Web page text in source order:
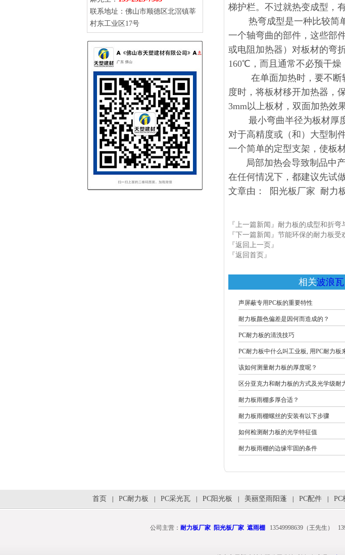
联系地址：佛山市顺德区北滘镇莘
村东工业区17号
梯护栏。不过就热变成型，
热弯成型是一种比较简
一个轴弯曲的部件，这些部
或电阻加热器）对板材的弯
160℃，而且通常不必预干燥
在单面加热时，要不
度时，将板材移开加热器，
3mm以上板材，双面加热效
最小弯曲半径为板材厚
对于高精度或（和）大型制
一个简单的定型支架，使板
局部加热会导致制品中
在任何情况下，都建议先试
文章由： 阳光板厂家 耐力
『上一篇新闻』 耐力板的成型和折弯
『下一篇新闻』 节能环保的耐力板受
『返回上一页』
『返回首页』
相关波浪瓦
声屏蔽专用PC板的重要特性
耐力板颜色偏差是因何而造成的？
PC耐力板的清洗技巧
PC耐力板中什么叫工业板, 用PC耐力板
该如何测量耐力板的厚度呢？
区分亚克力和耐力板的方式及光学级耐
耐力板雨棚多厚合适？
耐力板雨棚螺丝的安装有以下步骤
如何检测耐力板的光学特征值
耐力板雨棚的边缘牢固的条件
首页 PC耐力板 PC采光瓦 PC阳光板 美丽坚雨阳蓬 PC配件 PC
公司主营： 耐力板厂家 阳光板厂家 遮雨棚 13549998639（王先生）